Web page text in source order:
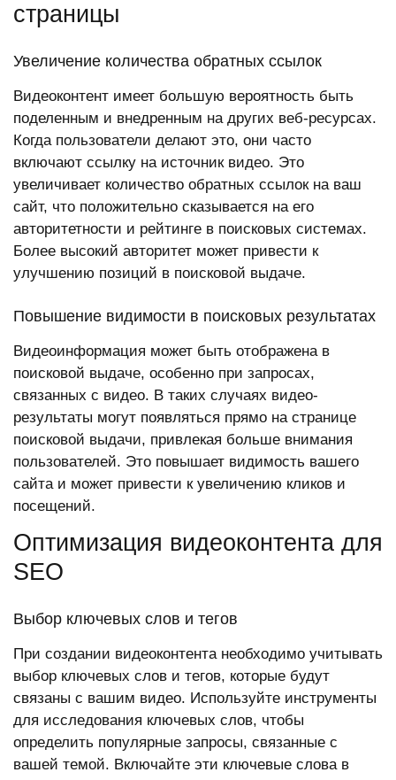
страницы
Увеличение количества обратных ссылок
Видеоконтент имеет большую вероятность быть
поделенным и внедренным на других веб-ресурсах.
Когда пользователи делают это, они часто
включают ссылку на источник видео. Это
увеличивает количество обратных ссылок на ваш
сайт, что положительно сказывается на его
авторитетности и рейтинге в поисковых системах.
Более высокий авторитет может привести к
улучшению позиций в поисковой выдаче.
Повышение видимости в поисковых результатах
Видеоинформация может быть отображена в
поисковой выдаче, особенно при запросах,
связанных с видео. В таких случаях видео-
результаты могут появляться прямо на странице
поисковой выдачи, привлекая больше внимания
пользователей. Это повышает видимость вашего
сайта и может привести к увеличению кликов и
посещений.
Оптимизация видеоконтента для
SEO
Выбор ключевых слов и тегов
При создании видеоконтента необходимо учитывать
выбор ключевых слов и тегов, которые будут
связаны с вашим видео. Используйте инструменты
для исследования ключевых слов, чтобы
определить популярные запросы, связанные с
вашей темой. Включайте эти ключевые слова в